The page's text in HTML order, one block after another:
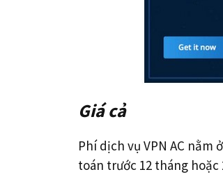
Giá cả
Phí dịch vụ VPN AC
toán trước 12 tháng